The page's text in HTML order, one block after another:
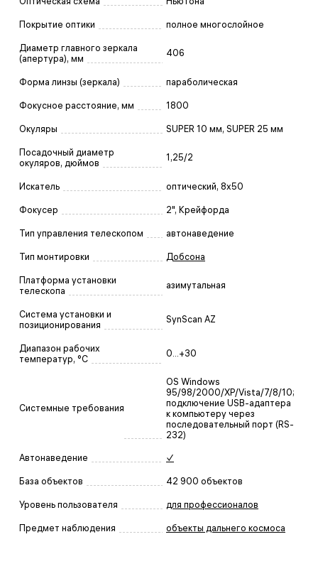
Покрытие оптики полное многослойное
Диаметр главного зеркала
(апертура), мм
406
Форма линзы (зеркала) параболическая
Фокусное расстояние, мм 1800
Окуляры SUPER 10 мм, SUPER 25 мм
Посадочный диаметр
окуляров, дюймов
1,25/2
Искатель оптический, 8x50
Фокусер 2", Крейфорда
Тип управления телескопом автонаведение
Тип монтировки Добсона
Платформа установки
телескопа
азимутальная
Система установки и
позиционирования
SynScan AZ
Диапазон рабочих
температур, °С
0...+30
Системные требования
OS Windows
95/98/2000/XP/Vista/7/8/10;
подключение USB-адаптера
к компьютеру через
последовательный порт (RS-
232)
Автонаведение ✓
База объектов 42 900 объектов
Уровень пользователя для профессионалов
Предмет наблюдения объекты дальнего космоса